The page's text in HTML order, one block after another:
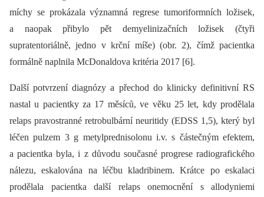
míchy se prokázala významná regrese tumoriformních ložisek,
a naopak přibylo pět demyelinizačních ložisek (čtyři
supratentoriálně, jedno v krční míše) (obr. 2), čímž pacientka
formálně naplnila McDonaldova kritéria 2017 [6].
Další potvrzení dia­gnózy a přechod do klinicky definitivní RS
nastal u pacientky za 17 měsíců, ve věku 25 let, kdy prodělala
relaps pravostranné retrobulbární neuritidy (EDSS 1,5), který byl
léčen pulzem 3 g metylprednisolonu i.v. s částečným efektem,
a pacientka byla, i z důvodu současné progrese radiografického
nálezu, eskalována na léčbu kladribinem. Krátce po eskalaci
prodělala pacientka další relaps onemocnění s allodyniemi